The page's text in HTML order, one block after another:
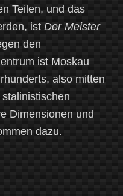
Teilen, und das
ist Der Meister
den
ist Moskau
also mitten
Dimensionen und
dazu.